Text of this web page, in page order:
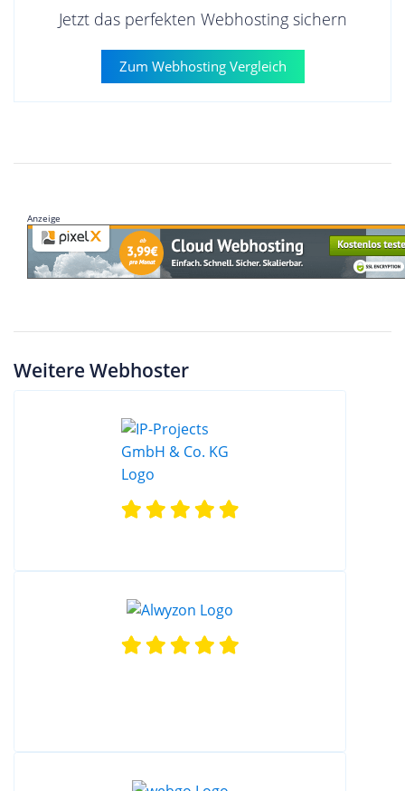
Jetzt das perfekten Webhosting sichern
Zum Webhosting Vergleich
Anzeige
Weitere Webhoster